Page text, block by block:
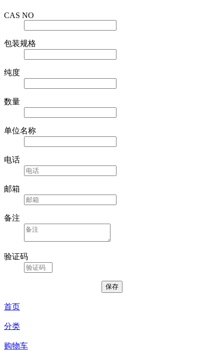
CAS NO
包装规格
纯度
数量
单位名称
电话
邮箱
备注
验证码
首页
分类
购物车